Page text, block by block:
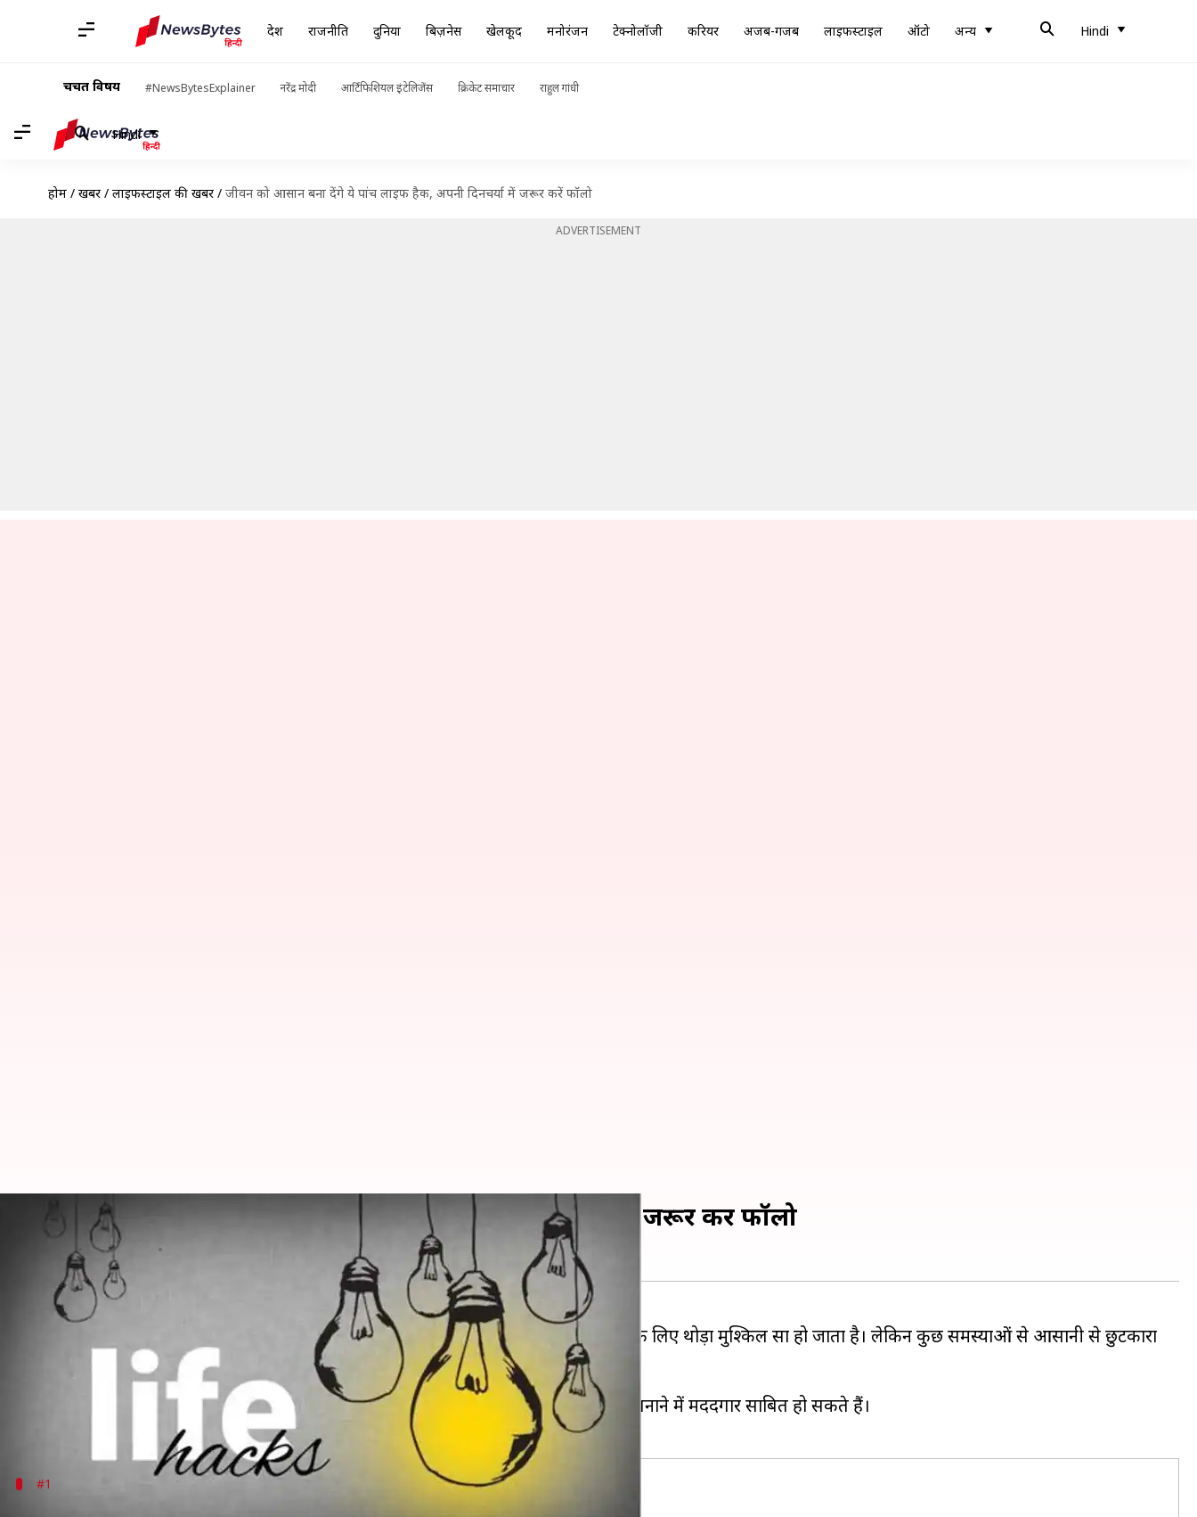
देश राजनीति दुनिया बिज़नेस खेलकूद मनोरंजन टेक्नोलॉजी करियर अजब-गजब लाइफस्टाइल ऑटो अन्य Hindi
चर्चित विषय #NewsBytesExplainer नरेंद्र मोदी आर्टिफिशियल इंटेलिजेंस क्रिकेट समाचार राहुल गांधी
Hindi
होम / खबरें / लाइफस्टाइल की खबरें / जीवन को आसान बना देंगे ये पांच लाइफ हैक, अपनी दिनचर्या में जरूर करें फॉलो
ADVERTISEMENT
जीवन को आसान बना देंगे ये पांच लाइफ हैक, अपनी दिनचर्या में जरूर करें फॉलो
Mar 29, 2020
क्या है खबर?
जीवन कई छोटी-बड़ी समस्याओं से घिरा हुआ है। ऐसे में उन समस्याओं का सामना करना हर किसी के लिए थोड़ा मुश्किल सा हो जाता है। लेकिन कुछ समस्याओं से आसानी से छुटकारा
पाया जा सकता है।
साफ शब्दों में कहा जाए तो कुछ समस्याओं का हल आप बहुत आसानी से निकाल सकते हैं।
इसलिए आज हम आपको कुछ ऐसे लाइफ हैक बताने जा रहे हैं जो आपके जीवन को थोड़ा आसान बनाने में मददगार साबित हो सकते हैं।
#1
इस तरह बदबूदार जूतों से पाएं निजात